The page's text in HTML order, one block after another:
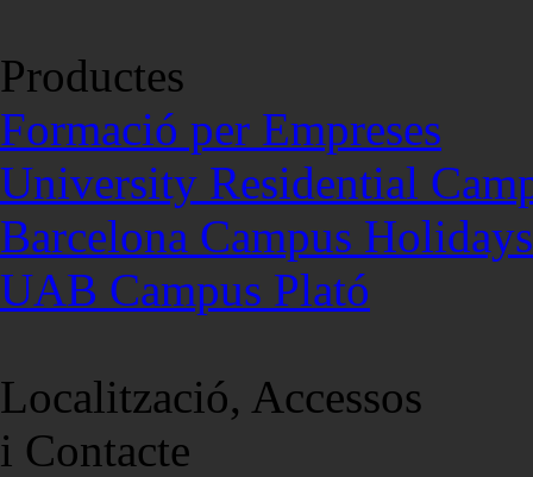
Productes
Formació per Empreses
University Residential
Barcelona Campus Holidays
UAB Campus Plató
Localització, Accessos
i Contacte